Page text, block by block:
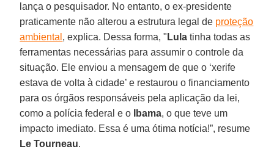
lança o pesquisador. No entanto, o ex-presidente
praticamente não alterou a estrutura legal de proteção
ambiental , explica. Dessa forma, " Lula tinha todas as
ferramentas necessárias para assumir o controle da
situação. Ele enviou a mensagem de que o ‘xerife
estava de volta à cidade’ e restaurou o financiamento
para os órgãos responsáveis pela aplicação da lei,
como a polícia federal e o
Ibama, o que teve um
impacto imediato. Essa é uma ótima notícia!”, resume
Le Tourneau.